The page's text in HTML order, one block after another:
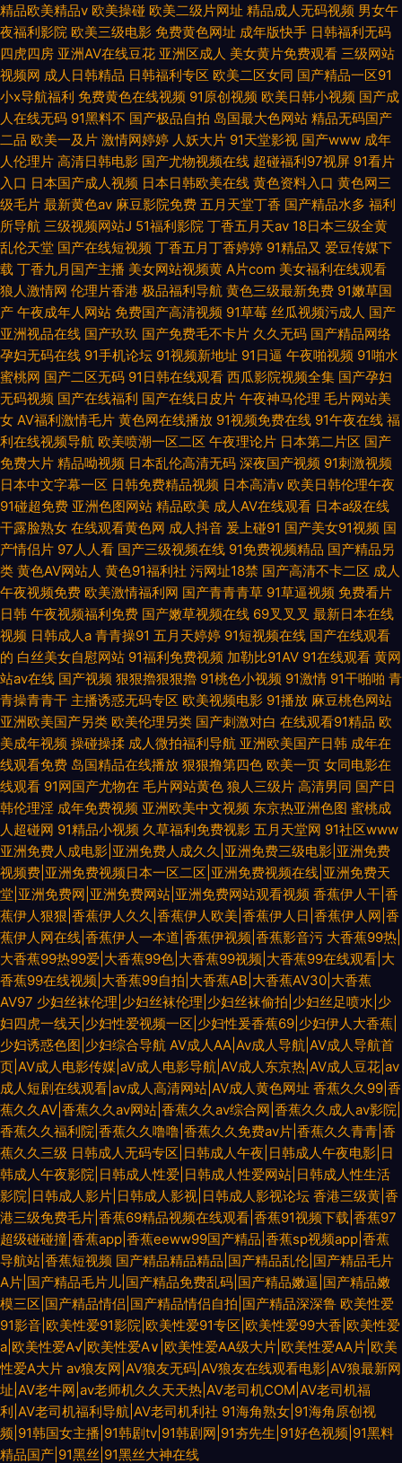
精品欧美精品v 欧美操碰 欧美二级片网址 精品成人无码视频 男女午
夜福利影院 欧美三级电影 免费黄色网址 成年版快手 日韩福利无码
四虎四房 亚洲AV在线豆花 亚洲区成人 美女黄片免费观看 三级网站
视频网 成人日韩精品 日韩福利专区 欧美二区女同 国产精品一区91
小x导航福利 免费黄色在线视频 91原创视频 欧美日韩小视频 国产成
人在线无码 91黑料不 国产极品自拍 岛国最大色网站 精品无码国产
二品 欧美一及片 激情网婷婷 人妖大片 91天堂影视 国产www 成年
人伦理片 高清日韩电影 国产尤物视频在线 超碰福利97视屏 91看片
入口 日本国产成人视频 日本日韩欧美在线 黄色资料入口 黄色网三
级毛片 最新黄色av 麻豆影院免费 五月天堂丁香 国产精品水多 福利
所导航 三级视频网站J 51福利影院 丁香五月天av 18日本三级全黄
乱伦天堂 国产在线短视频 丁香五月丁香婷婷 91精品又 爱豆传媒下
载 丁香九月国产主播 美女网站视频黄 A片com 美女福利在线观看
狼人激情网 伦理片香港 极品福利导航 黄色三级最新免费 91嫩草国
产 午夜成年人网站 免费国产高清视频 91草莓 丝瓜视频污成人 国产
亚洲视品在线 国产玖玖 国产免费毛不卡片 久久无码 国产精品网络
孕妇无码在线 91手机论坛 91视频新地址 91日逼 午夜啪视频 91啪水
蜜桃网 国产二区无码 91日韩在线观看 西瓜影院视频全集 国产孕妇
无码视频 国产在线福利 国产在线日皮片 午夜神马伦理 毛片网站美
女 AV福利激情毛片 黄色网在线播放 91视频免费在线 91午夜在线 福
利在线视频导航 欧美喷潮一区二区 午夜理论片 日本第二片区 国产
免费大片 精品呦视频 日本乱伦高清无码 深夜国产视频 91刺激视频
日本中文字幕一区 日韩免费精品视频 日本高清v 欧美日韩伦理午夜
91碰超免费 亚洲色图网站 精品欧美 成人AV在线观看 日本a级在线
干露脸熟女 在线观看黄色网 成人抖音 爰上碰91 国产美女91视频 国
产情侣片 97人人看 国产三级视频在线 91免费视频精品 国产精品另
类 黄色AV网站人 黄色91福利社 污网址18禁 国产高清不卡二区 成人
午夜视频免费 欧美激情福利网 国产青青青草 91草逼视频 免费看片
日韩 午夜视频福利免费 国产嫩草视频在线 69叉叉叉 最新日本在线
视频 日韩成人a 青青操91 五月天婷婷 91短视频在线 国产在线观看
的 白丝美女自慰网站 91福利免费视频 加勒比91AV 91在线观看 黄网
站av在线 国产视频 狠狠擼狠狠擼 91桃色小视频 91激情 91干啪啪 青
青操青青干 主播诱惑无码专区 欧美视频电影 91播放 麻豆桃色网站
亚洲欧美国产另类 欧美伦理另类 国产刺激对白 在线观看91精品 欧
美成年视频 操碰操揉 成人微拍福利导航 亚洲欧美国产日韩 成年在
线观看免费 岛国精品在线播放 狠狠撸第四色 欧美一页 女同电影在
线观看 91网国产尤物在 毛片网站黄色 狼人三级片 高清男同 国产日
韩伦理淫 成年免费视频 亚洲欧美中文视频 东京热亚洲色图 蜜桃成
人超碰网 91精品小视频 久草福利免费视影 五月天堂网 91社区www
亚洲免费人成电影|亚洲免费人成久久|亚洲免费三级电影|亚洲免费
视频费|亚洲免费视频日本一区二区|亚洲免费视频在线|亚洲免费天
堂|亚洲免费网|亚洲免费网站|亚洲免费网站观看视频 香蕉伊人干|香
蕉伊人狠狠|香蕉伊人久久|香蕉伊人欧美|香蕉伊人日|香蕉伊人网|香
蕉伊人网在线|香蕉伊人一本道|香蕉伊视频|香蕉影音污 大香蕉99热|
大香蕉99热99爱|大香蕉99色|大香蕉99视频|大香蕉99在线观看|大
香蕉99在线视频|大香蕉99自拍|大香蕉AB|大香蕉AV30|大香蕉
AV97 少妇丝袜伦理|少妇丝袜伦理|少妇丝袜偷拍|少妇丝足喷水|少
妇四虎一线天|少妇性爱视频一区|少妇性爰香蕉69|少妇伊人大香蕉|
少妇诱惑色图|少妇综合导航 AV成人AA|Av成人导航|AV成人导航首
页|AV成人电影传媒|aV成人电影导航|AV成人东京热|AV成人豆花|av
成人短剧在线观看|av成人高清网站|AV成人黄色网址 香蕉久久99|香
蕉久久AV|香蕉久久av网站|香蕉久久av综合网|香蕉久久成人av影院|
香蕉久久福利院|香蕉久久噜噜|香蕉久久免费av片|香蕉久久青青|香
蕉久久三级 日韩成人无码专区|日韩成人午夜|日韩成人午夜电影|日
韩成人午夜影院|日韩成人性爱|日韩成人性爱网站|日韩成人性生活
影院|日韩成人影片|日韩成人影视|日韩成人影视论坛 香港三级黄|香
港三级免费毛片|香蕉69精品视频在线观看|香蕉91视频下载|香蕉97
超级碰碰撞|香蕉app|香蕉eeww99国产精品|香蕉sp视频app|香蕉
导航站|香蕉短视频 国产精品精品精品|国产精品乱伦|国产精品毛片
A片|国产精品毛片儿|国产精品免费乱码|国产精品嫩逼|国产精品嫩
模三区|国产精品情侣|国产精品情侣自拍|国产精品深深鲁 欧美性爱
91影音|欧美性爱91影院|欧美性爱91专区|欧美性爱99大香|欧美性爱
a|欧美性爱A√|欧美性爱A∨|欧美性爱AA级大片|欧美性爱AA片|欧美
性爱A大片 av狼友网|AV狼友无码|AV狼友在线观看电影|AV狼最新网
址|AV老牛网|av老师机久久天天热|AV老司机COM|AV老司机福
利|AV老司机福利导航|AV老司机利社 91海角熟女|91海角原创视
频|91韩国女主播|91韩剧tv|91韩剧网|91夯先生|91好色视频|91黑料
精品国产|91黑丝|91黑丝大神在线